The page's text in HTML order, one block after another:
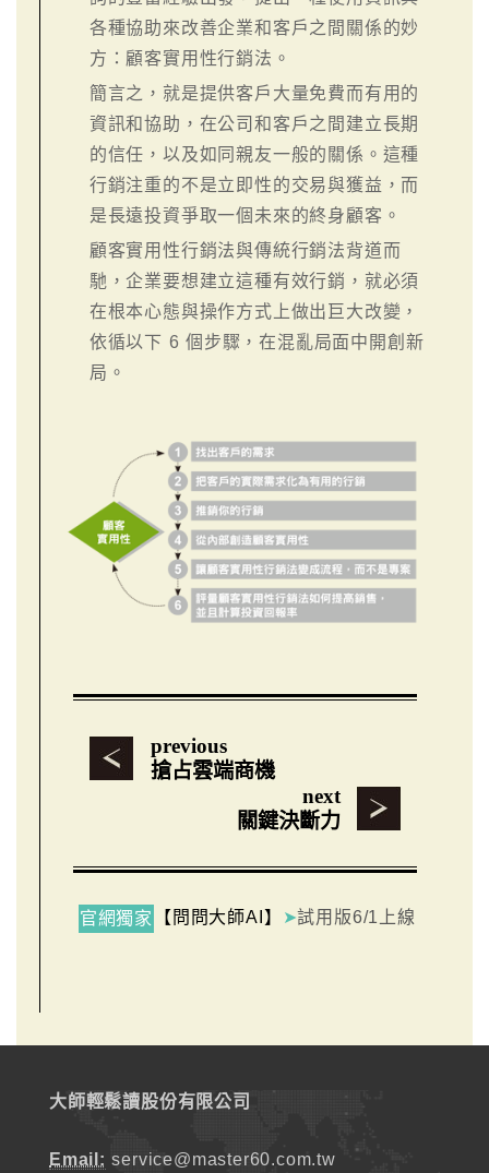
各種協助來改善企業和客戶之間關係的妙
方：顧客實用性行銷法。
簡言之，就是提供客戶大量免費而有用的
資訊和協助，在公司和客戶之間建立長期
的信任，以及如同親友一般的關係。這種
行銷注重的不是立即性的交易與獲益，而
是長遠投資爭取一個未來的終身顧客。
顧客實用性行銷法與傳統行銷法背道而
馳，企業要想建立這種有效行銷，就必須
在根本心態與操作方式上做出巨大改變，
依循以下 6 個步驟，在混亂局面中開創新
局。
previous
搶占雲端商機
next
關鍵決斷力
官網獨家 【問問大師AI】 ➤試用版6/1上線
大師輕鬆讀股份有限公司
Email: service@master60.com.tw